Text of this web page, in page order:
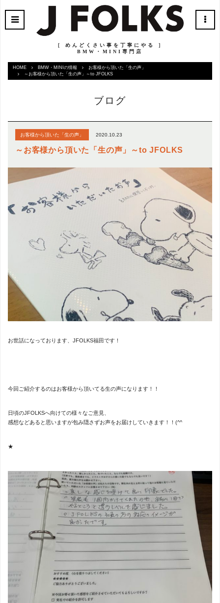
［ めんどくさい事を丁寧にやる ］
BMW・MINI専門店
HOME BMW・MINIの情報
お客様から頂いた「生の声」
～お客様から頂いた「生の声」～to JFOLKS
ブログ
お客様から頂いた「生の声」 2020.10.23
～お客様から頂いた「生の声」～to JFOLKS
お世話になっております、JFOLKS福田です！
今回ご紹介するのはお客様から頂いてる生の声になります！！
日頃のJFOLKSへ向けての様々なご意見、
感想などあると思いますが包み隠さずお声をお届けしていきます！！(^^
★